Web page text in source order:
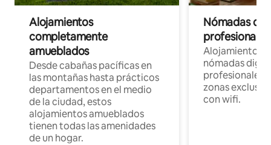
Alojamientos
completamente
amueblados
Desde cabañas pacíficas en
las montañas hasta prácticos
departamentos en el medio
de la ciudad, estos
alojamientos amueblados
tienen todas las amenidades
de un hogar.
Nómadas
Alojamientos
nómadas
profesionales
zonas
con wifi.